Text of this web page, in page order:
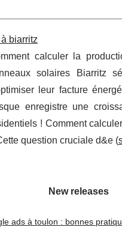
biarritz
calculer la
solaires Biarritz
leur facture
enregistre une
! Comment
question cruciale d&e (
New releases
ads à toulon : bonnes